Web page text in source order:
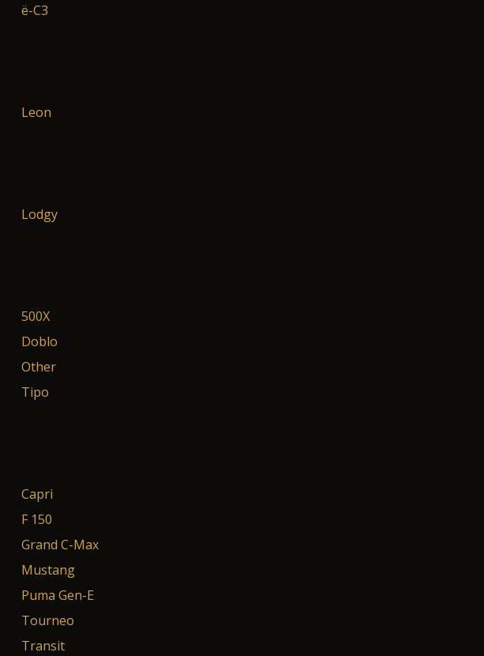
ë-C3
Leon
Lodgy
500X
Doblo
Other
Tipo
Capri
F 150
Grand C-Max
Mustang
Puma Gen-E
Tourneo
Transit